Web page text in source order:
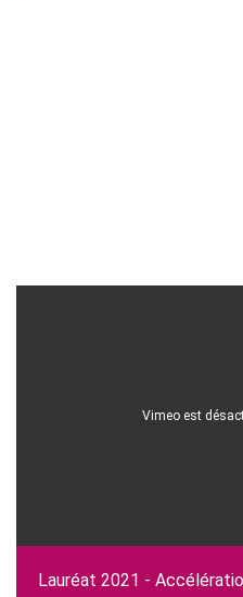
Vimeo est
Lauréat 2021 -